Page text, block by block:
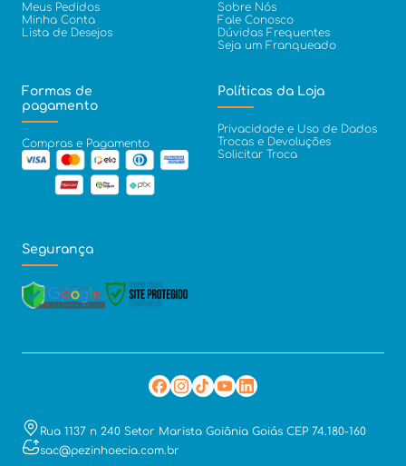
Meus Pedidos
Minha Conta
Lista de Desejos
Sobre Nós
Fale Conosco
Dúvidas Frequentes
Seja um Franqueado
Formas de
pagamento
Compras e Pagamento
Políticas da Loja
Privacidade e Uso de Dados
Trocas e Devoluções
Solicitar Troca
Segurança
Rua 1137 n 240 Setor Marista Goiânia Goiás CEP 74.180-160
sac@pezinhoecia.com.br